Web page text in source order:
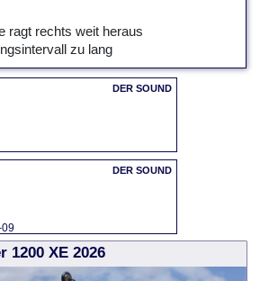
ragt rechts weit heraus
zu lang
09
1200 XE 2026